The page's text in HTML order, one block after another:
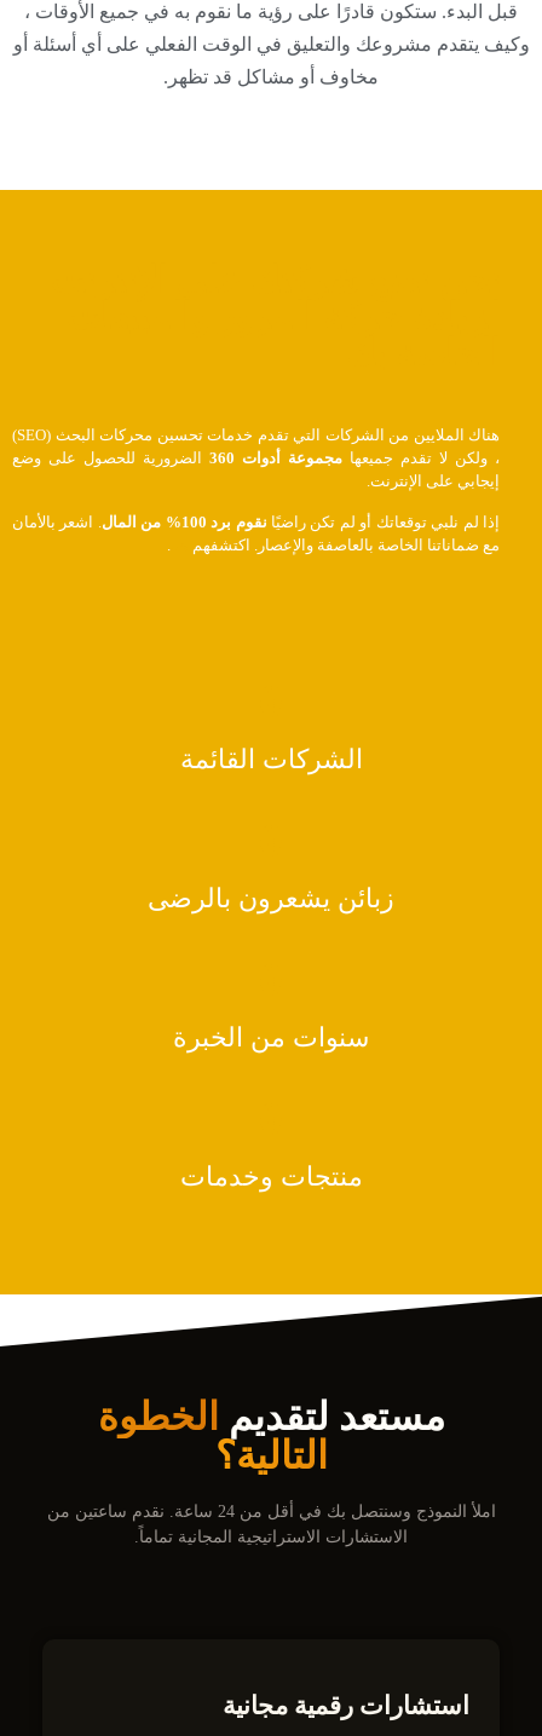
قبل البدء. ستكون قادرًا على رؤية ما نقوم به في جميع الأوقات ،
وكيف يتقدم مشروعك والتعليق في الوقت الفعلي على أي أسئلة أو
مخاوف أو مشاكل قد تظهر.
هناك الملايين من الشركات التي تقدم خدمات تحسين محركات البحث (SEO)
، ولكن لا تقدم جميعها مجموعة أدوات 360
الضرورية للحصول على وضع
إيجابي على الإنترنت.
إذا لم نلبي توقعاتك أو لم تكن راضيًا نقوم برد 100% من المال
. اشعر بالأمان
مع ضماناتنا الخاصة بالعاصفة والإعصار. اكتشفهم
الشركات القائمة
زبائن يشعرون بالرضى
سنوات من الخبرة
منتجات وخدمات
مستعد لتقديم الخطوة
التالية؟
املأ النموذج وسنتصل بك في أقل من 24 ساعة. نقدم ساعتين من
الاستشارات الاستراتيجية المجانية تماماً.
استشارات رقمية مجانية